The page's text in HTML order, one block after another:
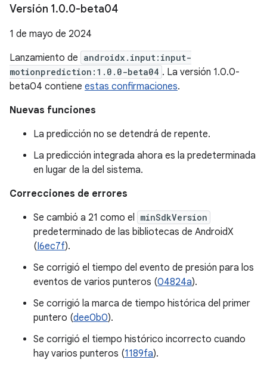
Versión 1.0.0-beta04
1 de mayo de 2024
Lanzamiento de androidx.input:input-
motionprediction:1.0.0-beta04 . La versión 1.0.0-
beta04 contiene estas confirmaciones.
Nuevas funciones
La predicción no se detendrá de repente.
La predicción integrada ahora es la predeterminada
en lugar de la del sistema.
Correcciones de errores
Se cambió a 21 como el minSdkVersion
predeterminado de las bibliotecas de AndroidX
(I6ec7f).
Se corrigió el tiempo del evento de presión para los
eventos de varios punteros (04824a).
Se corrigió la marca de tiempo histórica del primer
puntero (dee0b0).
Se corrigió el tiempo histórico incorrecto cuando
hay varios punteros (1189fa).